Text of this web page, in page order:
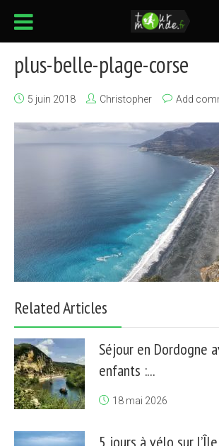
plus-belle-plage-corse
5 juin 2018 Christopher Add
Related Articles
Séjour en Dordogne
enfants :...
18 mai 2026
5 jours à vélo sur